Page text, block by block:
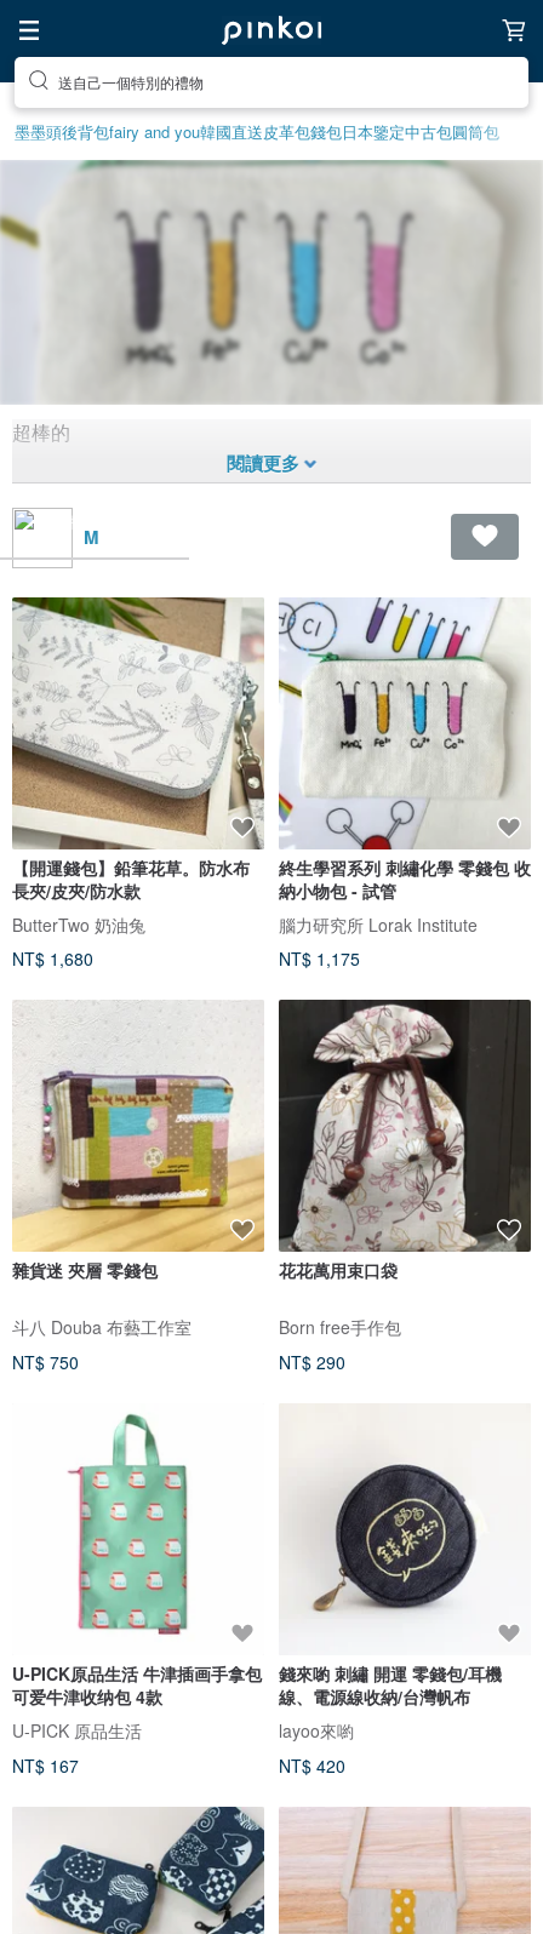
送自己一個特別的禮物
墨墨頭後背包fairy and you韓國直送皮革包錢包日本鑒定中古包圓筒包
年前拼貼
超棒的
M
【開運錢包】鉛筆花草。防水布
長夾/皮夾/防水款
ButterTwo 奶油兔
NT$ 1,680
終生學習系列 刺繡化學 零錢包 收
納小物包 - 試管
腦力研究所 Lorak Institute
NT$ 1,175
雜貨迷 夾層 零錢包
斗八 Douba 布藝工作室
NT$ 750
花花萬用束口袋
Born free手作包
NT$ 290
U-PICK原品生活 牛津插画手拿包
可爱牛津收纳包 4款
U-PICK 原品生活
NT$ 167
錢來喲 刺繡 開運 零錢包/耳機
線、電源線收納/台灣帆布
layoo來喲
NT$ 420